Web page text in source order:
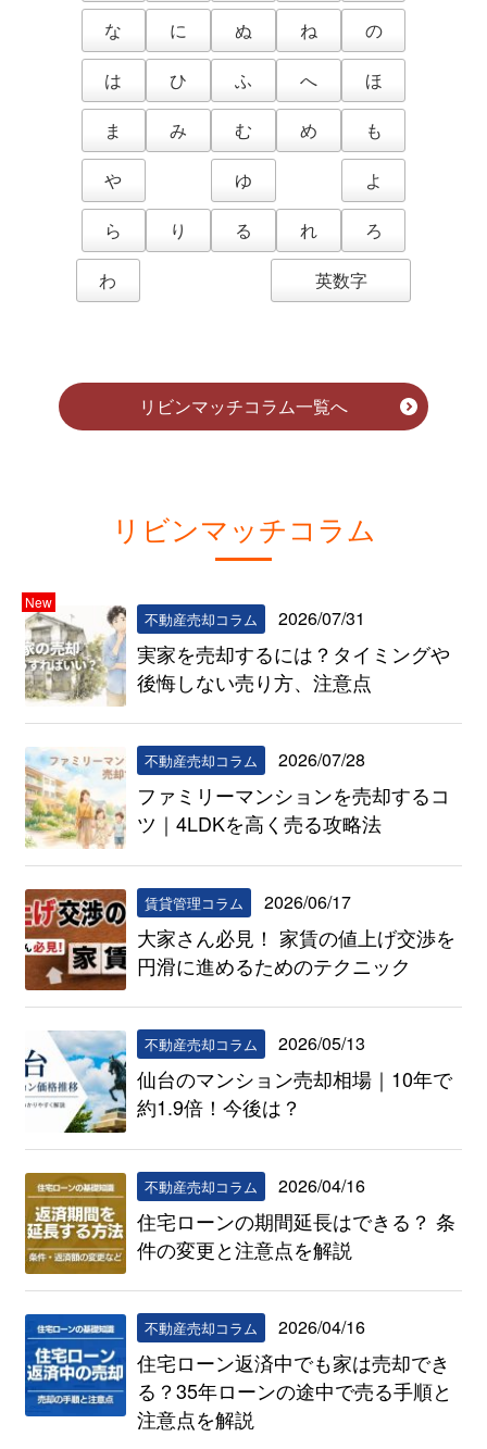
な
に ぬ ね
の
は
ひ ふ へ
ほ
ま
み む め
も
や
ゆ
よ
ら
り る れ
ろ
わ
英数字
リビンマッチコラム一覧へ
リビンマッチコラム
不動産売却コラム 2026/07/31
New
実家を売却するには？タイミングや
後悔しない売り方、注意点
不動産売却コラム 2026/07/28
ファミリーマンションを売却するコ
ツ｜4LDKを高く売る攻略法
賃貸管理コラム 2026/06/17
大家さん必見！ 家賃の値上げ交渉を
円滑に進めるためのテクニック
不動産売却コラム 2026/05/13
仙台のマンション売却相場｜10年で
約1.9倍！今後は？
不動産売却コラム 2026/04/16
住宅ローンの期間延長はできる？ 条
件の変更と注意点を解説
不動産売却コラム 2026/04/16
住宅ローン返済中でも家は売却でき
る？35年ローンの途中で売る手順と
注意点を解説